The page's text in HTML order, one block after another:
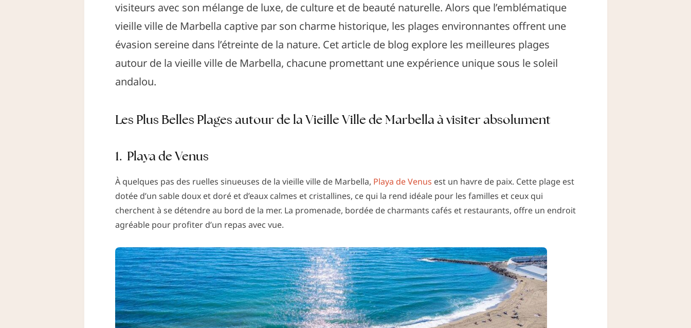
visiteurs avec son mélange de luxe, de culture et de beauté naturelle. Alors que l’emblématique
vieille ville de Marbella captive par son charme historique, les plages environnantes offrent une
évasion sereine dans l’étreinte de la nature. Cet article de blog explore les meilleures plages
autour de la vieille ville de Marbella, chacune promettant une expérience unique sous le soleil
andalou.
Les Plus Belles Plages autour de la Vieille Ville de Marbella à visiter absolument
1. Playa de Venus
À quelques pas des ruelles sinueuses de la vieille ville de Marbella, Playa de Venus est un havre de paix. Cette plage est
dotée d’un sable doux et doré et d’eaux calmes et cristallines, ce qui la rend idéale pour les familles et ceux qui
cherchent à se détendre au bord de la mer. La promenade, bordée de charmants cafés et restaurants, offre un endroit
agréable pour profiter d’un repas avec vue.